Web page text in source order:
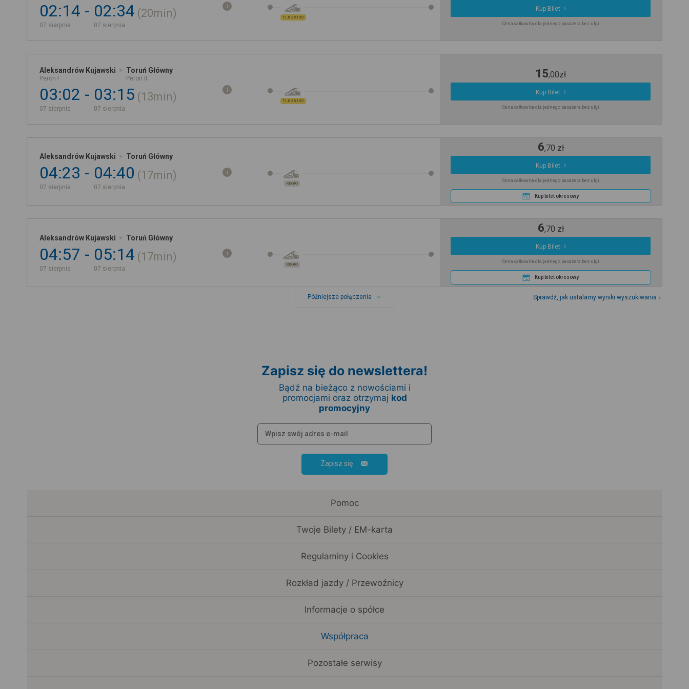
02:14
07 sierpnia
02:34
07 sierpnia
20min TLK 35190
Kup Bilet
Cena całkowita dla jednego pasażera bez ulgi
Aleksandrów Kujawski
Peron I
Toruń Główny
Peron II
03:02
07 sierpnia
03:15
07 sierpnia
13min TLK 38190
15,00zł
Kup Bilet
Cena całkowita dla jednego pasażera bez ulgi
Aleksandrów Kujawski Toruń Główny
04:23
07 sierpnia
04:40
07 sierpnia
17min
REGIO
6,70 zł
Kup Bilet
Cena całkowita dla jednego pasażera bez ulgi
Kup bilet okresowy
Aleksandrów Kujawski Toruń Główny
04:57
07 sierpnia
05:14
07 sierpnia
17min
REGIO
6,70 zł
Kup Bilet
Cena całkowita dla jednego pasażera bez ulgi
Kup bilet okresowy
Późniejsze połączenia Sprawdź, jak ustalamy wyniki wyszukiwania
Zapisz się do newslettera!
Bądź na bieżąco z nowościami i
promocjami oraz otrzymaj kod
promocyjny
Zapisz się
Pomoc
Twoje Bilety / EM-karta
Regulaminy i Cookies
Rozkład jazdy / Przewoźnicy
Informacje o spółce
Współpraca
Pozostałe serwisy